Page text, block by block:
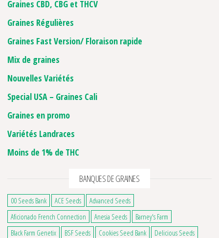
Graines CBD, CBG et THCV
Graines Régulières
Graines Fast Version/ Floraison rapide
Mix de graines
Nouvelles Variétés
Special USA – Graines Cali
Graines en promo
Variétés Landraces
Moins de 1% de THC
BANQUES DE GRAINES
00 Seeds Bank ACE Seeds
Advanced Seeds
Aficionado French Connection
Anesia Seeds
Barney's Farm
Black Farm Genetix
BSF Seeds Cookies Seed Bank
Delicious Seeds